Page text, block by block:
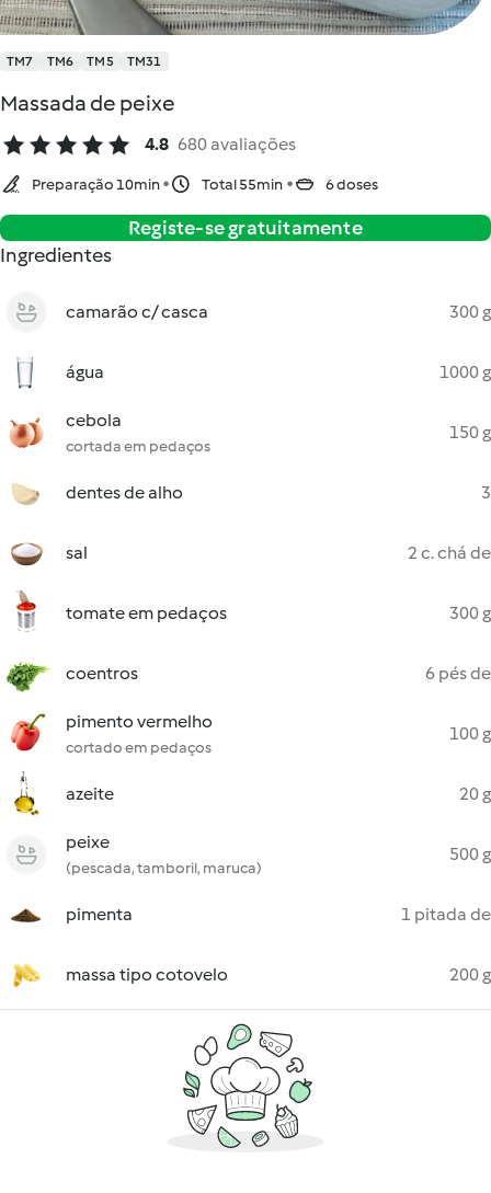
TM7 TM6 TM5 TM31
Massada de peixe
4.8 680 avaliações
Preparação 10min Total 55min 6 doses
Registe-se gratuitamente
Ingredientes
camarão c/ casca 300 g
água 1000 g
cebola
cortada em pedaços
150 g
dentes de alho 3
sal 2 c. chá de
tomate em pedaços 300 g
coentros 6 pés de
pimento vermelho
cortado em pedaços
100 g
azeite 20 g
peixe
(pescada, tamboril, maruca)
500 g
pimenta 1 pitada de
massa tipo cotovelo 200 g